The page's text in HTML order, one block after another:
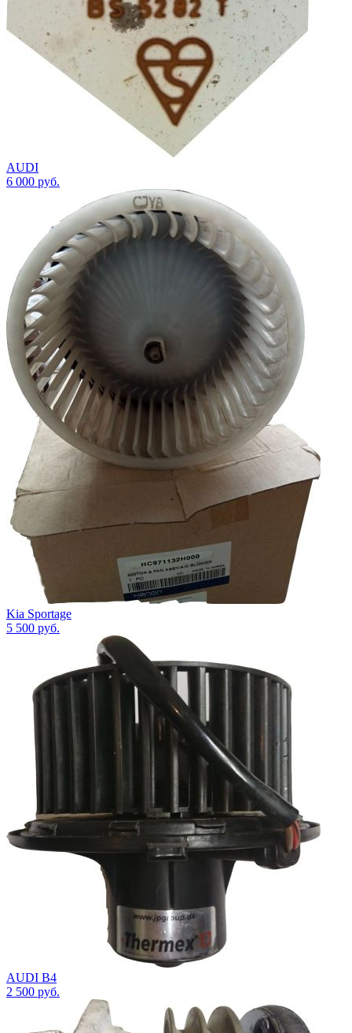
AUDI
6 000 руб.
Kia Sportage
5 500 руб.
AUDI B4
2 500 руб.